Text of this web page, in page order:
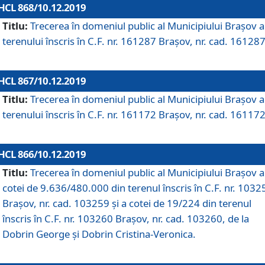
868/10.12.2019
Titlu: Trecerea în domeniul public al Municipiului Braşov a
terenului înscris în C.F. nr. 161287 Brașov, nr. cad.
867/10.12.2019
Titlu: Trecerea în domeniul public al Municipiului Braşov a
terenului înscris în C.F. nr. 161172 Brașov, nr. cad.
866/10.12.2019
Titlu: Trecerea în domeniul public al Municipiului Braşov a
cotei de 9.636/480.000 din terenul înscris în C.F. nr.
Brașov, nr. cad. 103259 și a cotei de 19/224 din terenul
înscris în C.F. nr. 103260 Brașov, nr. cad. 103260, de la
Dobrin George și Dobrin Cristina-Veronica.